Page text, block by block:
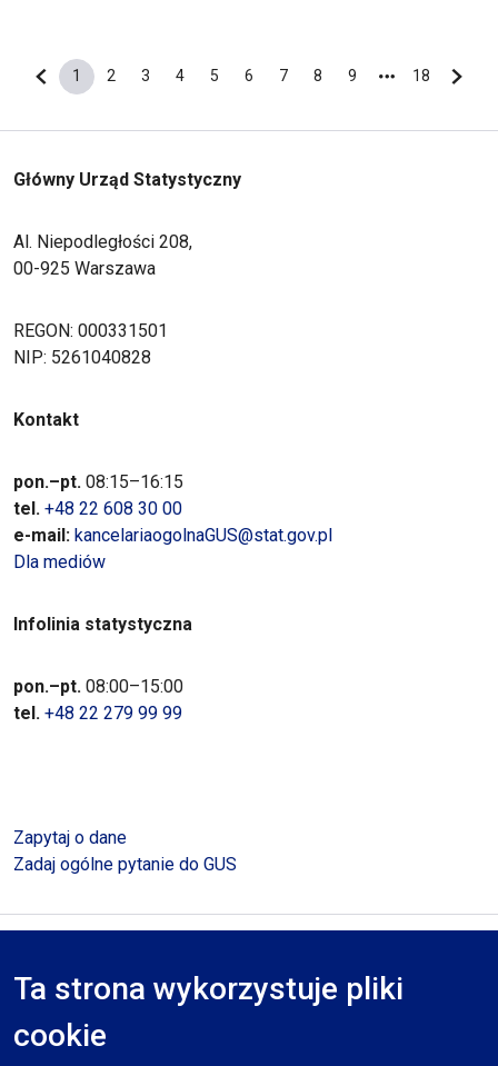
Ta strona wykorzystuje pliki
cookie
Poprzednia strona
Bieżąca strona
1
Strona
2
Strona
3
Strona
4
Strona
5
Strona
6
Strona
7
Strona
8
Strona
9
Ostatnia
18
Główny Urząd Statystyczny
Al. Niepodległości 208,
00-925 Warszawa
REGON: 000331501
NIP: 5261040828
Kontakt
pon.–pt. 08:15–16:15
tel. +48 22 608 30 00
e-mail: kancelariaogolnaGUS@stat.gov.pl
Dla mediów
Infolinia statystyczna
pon.–pt. 08:00–15:00
tel. +48 22 279 99 99
Zapytaj o dane
Zadaj ogólne pytanie do GUS
RODO